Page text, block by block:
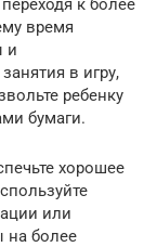
время
и
в игру,
ребенку
бумаги.
хорошее
или
на более